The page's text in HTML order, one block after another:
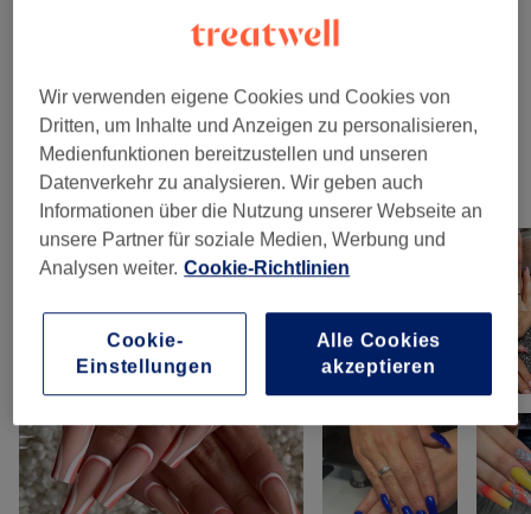
5)
Maniküre & Pediküre (2) ab 17 €
Unsere Arbeit
Bild anklicken für weitere Details
Wir verwenden eigene Cookies und Cookies von
Dritten, um Inhalte und Anzeigen zu personalisieren,
Medienfunktionen bereitzustellen und unseren
Datenverkehr zu analysieren. Wir geben auch
Informationen über die Nutzung unserer Webseite an
unsere Partner für soziale Medien, Werbung und
Analysen weiter. Cookie-Richtlinien
Cookie-
Einstellungen
Alle Cookies
akzeptieren